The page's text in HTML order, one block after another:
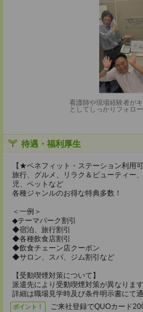
看護師や現場経験者が
としてしっかりフォロ
待遇・福利厚生
【★ベネフィット・ステーション利用
旅行、グルメ、リラク＆ビューティー
児、ペットなど
各種ジャンルのお得な特典多数！
＜一例＞
◆テーマパーク割引
◆宿泊、旅行割引
◆各種飲食店割引
◆飲食チェーン店クーポン
◆サロン、スパ、ジム割引など
【受動喫煙対策について】
派遣先により受動喫煙対策が異なります
詳細は職場見学時及び条件明示書にて通
ポイント！
ご来社登録でQUOカード